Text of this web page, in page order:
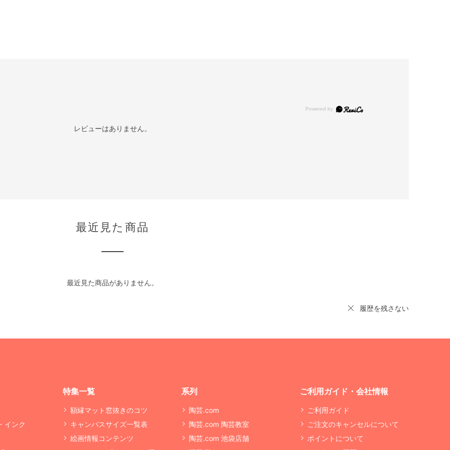
レビューはありません。
最近見た商品
最近見た商品がありません。
履歴を残さない
インク
特集一覧
額縁マット窓抜きのコツ
キャンバスサイズ一覧表
絵画情報コンテンツ
系列
陶芸.com
陶芸.com 陶芸教室
陶芸.com 池袋店舗
ご利用ガイド・会社情報
ご利用ガイド
ご注文のキャンセルについて
ポイントについて